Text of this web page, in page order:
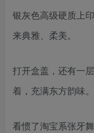
银灰色高级硬质上
来典雅、柔美。
打开盒盖，还有一
着，充满东方韵味。
看惯了淘宝系张牙